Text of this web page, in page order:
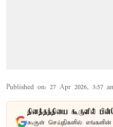
Published on: 27 Apr 2026, 3:57
தினத்தந்தியை கூகுளில்
கூகுள் செய்திகளில்